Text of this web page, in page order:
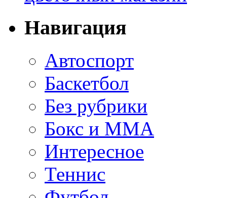
Навигация
Автоспорт
Баскетбол
Без рубрики
Бокс и ММА
Интересное
Теннис